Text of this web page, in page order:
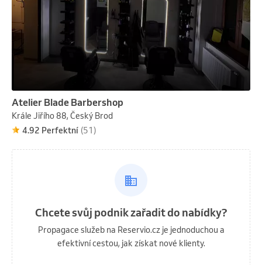
Atelier Blade Barbershop
Krále Jiřího 88, Český Brod
4.92 Perfektní (51)
Chcete svůj podnik zařadit do nabídky?
Propagace služeb na Reservio.cz je jednoduchou a
efektivní cestou, jak získat nové klienty.